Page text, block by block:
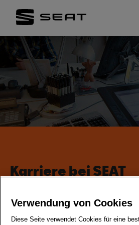
Karriere bei SEAT
Verwendung von Cookies
Diese Seite verwendet Cookies für eine